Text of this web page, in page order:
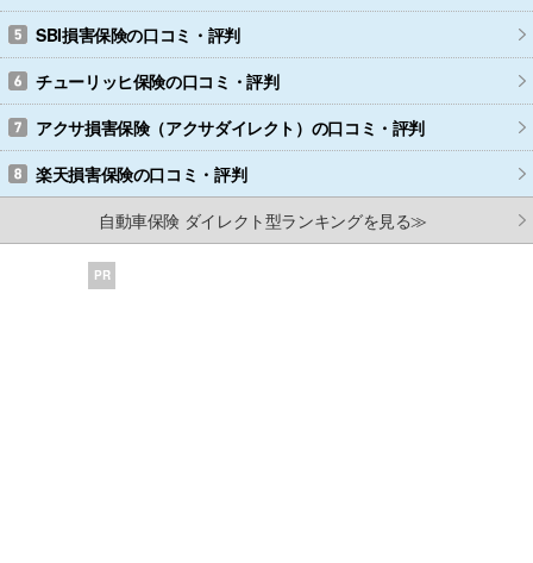
SBI損害保険の口コミ・評判
チューリッヒ保険の口コミ・評判
アクサ損害保険（アクサダイレクト） の口コミ・評判
楽天損害保険の口コミ・評判
自動車保険 ダイレクト型ランキングを見る≫
PR